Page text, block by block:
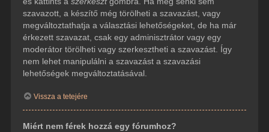
szavazott, a készítő még törölheti a szavazást, vagy
megváltoztathatja a választási lehetőségeket, de ha már
érkezett szavazat, csak egy adminisztrátor vagy egy
moderátor törölheti vagy szerkesztheti a szavazást. Így
nem lehet manipulálni a szavazást a szavazási
lehetőségek megváltoztatásával.
Vissza a tetejére
Miért nem férek hozzá egy fórumhoz?